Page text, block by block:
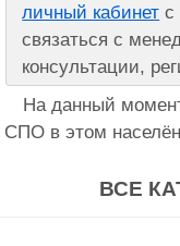
личный кабинет с
связаться с
консультации,
На данный
СПО в этом
ВСЕ